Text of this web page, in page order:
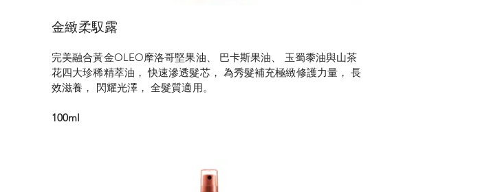
金緻柔馭露
完美融合黃金OLEO摩洛哥堅果油、 巴卡斯果油、 玉蜀黍油與山茶
花四大珍稀精萃油， 快速滲透髮芯， 為秀髮補充極緻修護力量， 長
效滋養， 閃耀光澤， 全髮質適用。
100ml